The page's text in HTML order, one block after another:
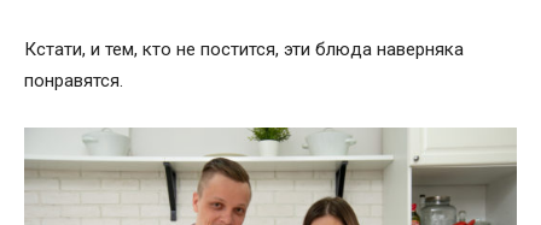
Кстати, и тем, кто не постится, эти блюда наверняка
понравятся.